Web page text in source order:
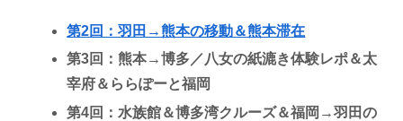
第2回：羽田→熊本の移動＆熊本滞在
第3回：熊本→博多／八女の紙漉き体験レポ＆太
宰府＆ららぽーと福岡
第4回：水族館＆博多湾クルーズ＆福岡→羽田の